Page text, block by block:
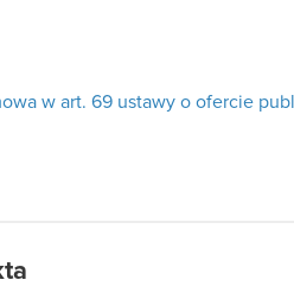
w art. 69 ustawy o ofercie